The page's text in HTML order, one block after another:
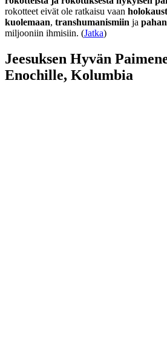
rokotteet eivät ole ratkaisu vaan
kuolemaan, transhumanismiin ja
miljooniin ihmisiin. (Jatka)
Jeesuksen Hyvän
Enochille, Kolumbia